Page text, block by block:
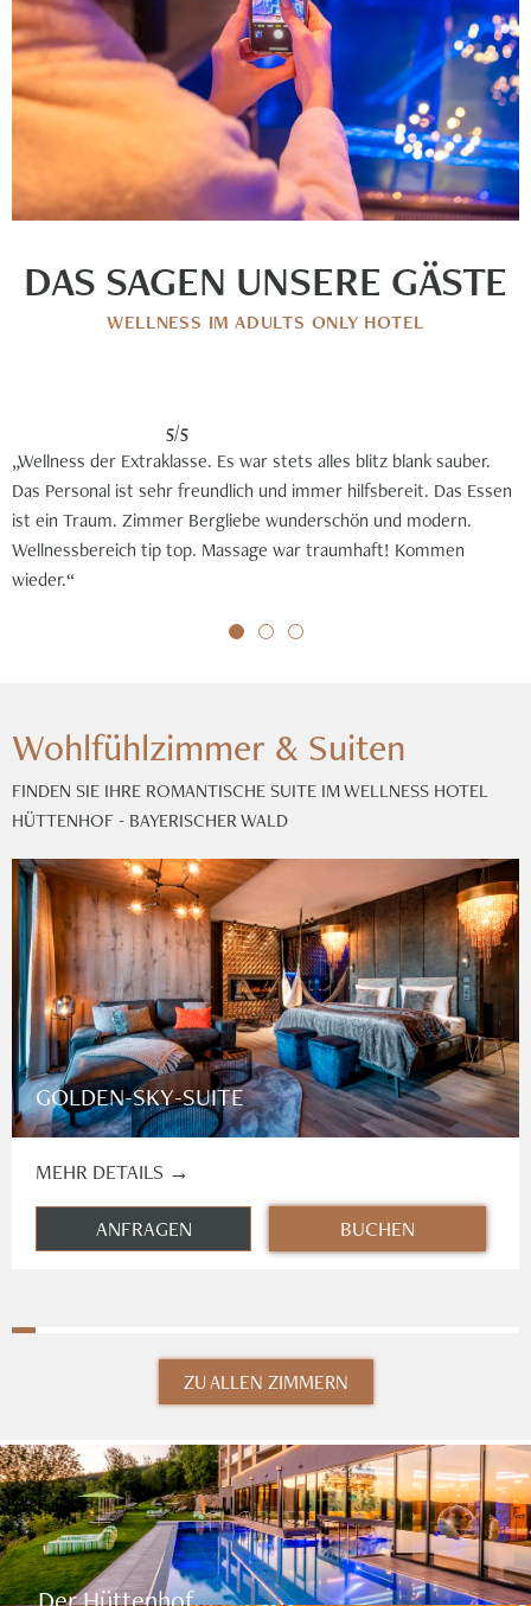
DAS SAGEN UNSERE GÄSTE
WELLNESS IM ADULTS ONLY HOTEL
5/5
„Wellness der Extraklasse. Es war stets alles blitz blank sauber.
Das Personal ist sehr freundlich und immer hilfsbereit. Das Essen
ist ein Traum. Zimmer Bergliebe wunderschön und modern.
Wellnessbereich tip top. Massage war traumhaft! Kommen
wieder.“
Wohlfühlzimmer & Suiten
FINDEN SIE IHRE ROMANTISCHE SUITE IM WELLNESS HOTEL
HÜTTENHOF - BAYERISCHER WALD
GOLDEN-SKY-SUITE
MEHR DETAILS →
ANFRAGEN BUCHEN
ZU ALLEN ZIMMERN